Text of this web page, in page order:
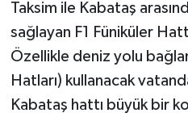
Taksim ile Kabataş
sağlayan F1 Füniküler
Özellikle deniz yolu
Hatları) kullanacak
Kabataş hattı büyük bir
Sındırgı
SPOR